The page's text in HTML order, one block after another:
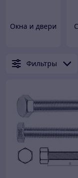
Окна и двери
Фильтры